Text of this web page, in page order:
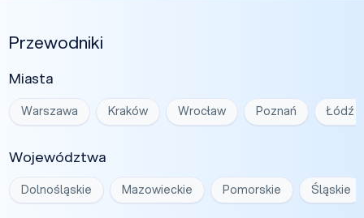
Przewodniki
Miasta
Warszawa Kraków Wrocław Poznań Łódź
Województwa
Dolnośląskie Mazowieckie Pomorskie Śląskie